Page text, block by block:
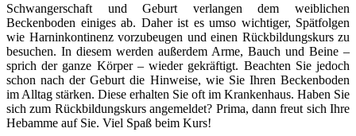
Schwangerschaft und Geburt verlangen dem weiblichen
Beckenboden einiges ab. Daher ist es umso wichtiger, Spätfolgen
wie Harninkontinenz vorzubeugen und einen Rückbildungskurs zu
besuchen. In diesem werden außerdem Arme, Bauch und Beine –
sprich der ganze Körper – wieder gekräftigt. Beachten Sie jedoch
schon nach der Geburt die Hinweise, wie Sie Ihren Beckenboden
im Alltag stärken. Diese erhalten Sie oft im Krankenhaus. Haben Sie
sich zum Rückbildungskurs angemeldet? Prima, dann freut sich Ihre
Hebamme auf Sie. Viel Spaß beim Kurs!